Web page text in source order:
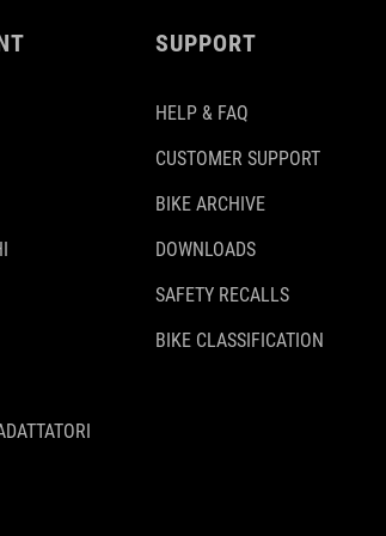
SUPPORT
HELP & FAQ
CUSTOMER SUPPORT
BIKE ARCHIVE
DOWNLOADS
SAFETY RECALLS
BIKE CLASSIFICATION